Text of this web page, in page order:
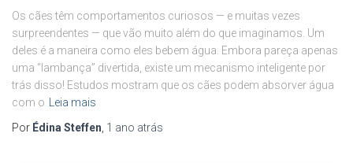
Os cães têm comportamentos curiosos — e muitas vezes
surpreendentes — que vão muito além do que imaginamos. Um
deles é a maneira como eles bebem água. Embora pareça apenas
uma “lambança” divertida, existe um mecanismo inteligente por
trás disso! Estudos mostram que os cães podem absorver água
com o Leia mais
Por Édina Steffen, 1 ano atrás